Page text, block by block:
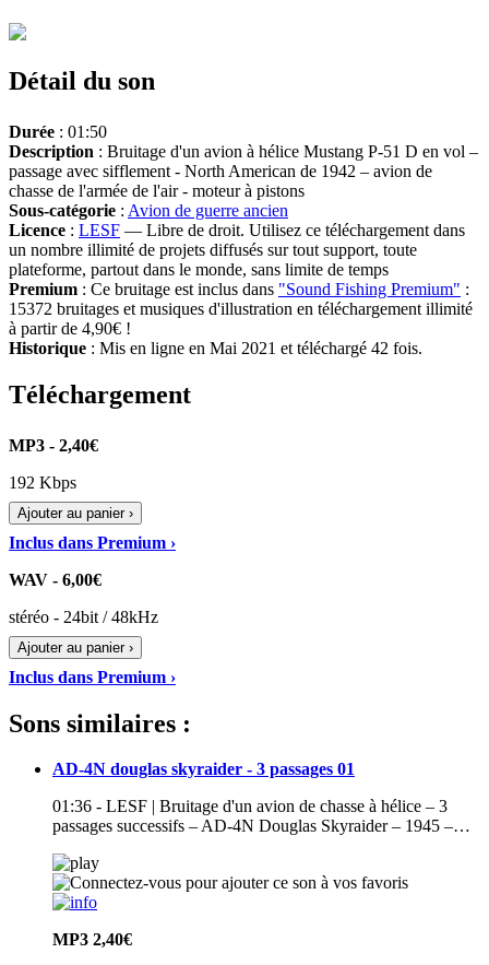
Détail du son
Durée : 01:50
Description : Bruitage d'un avion à hélice Mustang P-51 D en vol –
passage avec sifflement - North American de 1942 – avion de
chasse de l'armée de l'air - moteur à pistons
Sous-catégorie : Avion de guerre ancien
Licence : LESF — Libre de droit. Utilisez ce téléchargement dans
un nombre illimité de projets diffusés sur tout support, toute
plateforme, partout dans le monde, sans limite de temps
Premium : Ce bruitage est inclus dans "Sound Fishing Premium" :
15372 bruitages et musiques d'illustration en téléchargement illimité
à partir de 4,90€ !
Historique : Mis en ligne en Mai 2021 et téléchargé 42 fois.
Téléchargement
MP3 - 2,40€
192 Kbps
Ajouter au panier ›
Inclus dans Premium ›
WAV - 6,00€
stéréo - 24bit / 48kHz
Ajouter au panier ›
Inclus dans Premium ›
Sons similaires :
AD-4N douglas skyraider - 3 passages 01
01:36 - LESF | Bruitage d'un avion de chasse à hélice – 3
passages successifs – AD-4N Douglas Skyraider – 1945 –…
MP3 2,40€